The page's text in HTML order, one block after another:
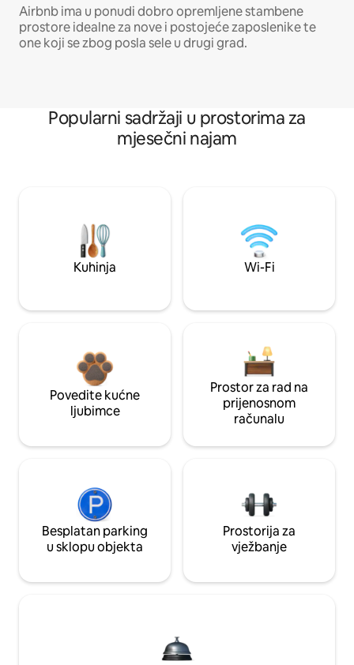
Airbnb ima u ponudi dobro opremljene stambene
prostore idealne za nove i postojeće zaposlenike te
one koji se zbog posla sele u drugi grad.
Popularni sadržaji u prostorima za
mjesečni najam
Kuhinja Wi-Fi
Povedite kućne
ljubimce
Prostor za rad na
prijenosnom
računalu
Besplatan parking
u sklopu objekta
Prostorija za
vježbanje